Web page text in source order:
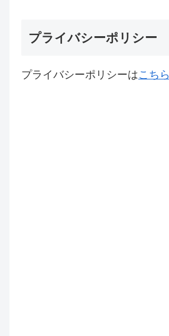
プライバシーポリシー
プライバシーポリシーはこちら